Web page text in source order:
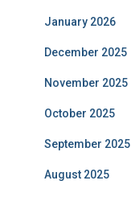
January 2026
December 2025
November 2025
October 2025
September 2025
August 2025